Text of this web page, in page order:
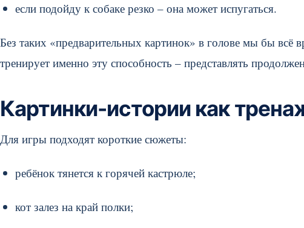
если подойду к собаке резко – она может испугаться.
Без таких «предварительных картинок» в голове мы бы всё
тренирует именно эту способность – представлять
Картинки-истории как
Для игры подходят короткие сюжеты:
ребёнок тянется к горячей кастрюле;
кот залез на край полки;